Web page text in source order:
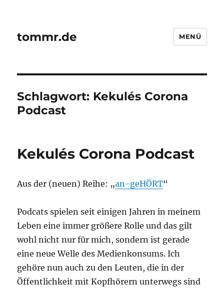
tommr.de MENÜ
Schlagwort: Kekulés Corona
Podcast
Kekulés Corona Podcast
Aus der (neuen) Reihe: „an-geHÖRT“
Podcats spielen seit einigen Jahren in meinem
Leben eine immer größere Rolle und das gilt
wohl nicht nur für mich, sondern ist gerade
eine neue Welle des Medienkonsums. Ich
gehöre nun auch zu den Leuten, die in der
Öffentlichkeit mit Kopfhörern unterwegs sind